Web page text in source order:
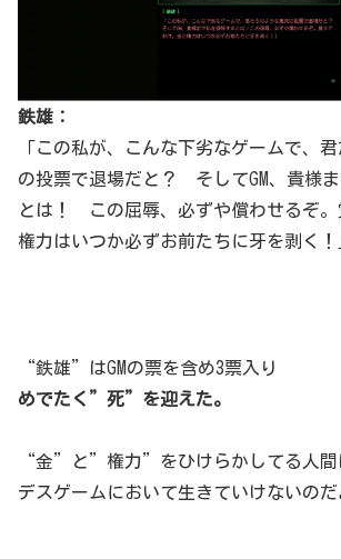
鉄雄：
「この私が、こんな下劣なゲームで、
の投票で退場だと？ そしてGM、貴様
とは！ この屈辱、必ずや償わせるぞ。
権力はいつか必ずお前たちに牙を剥く！
“鉄雄”はGMの票を含め3票入り
めでたく”死”を迎えた。
“金”と”権力”をひけらかしてる人間
デスゲームにおいて生きていけないのだ